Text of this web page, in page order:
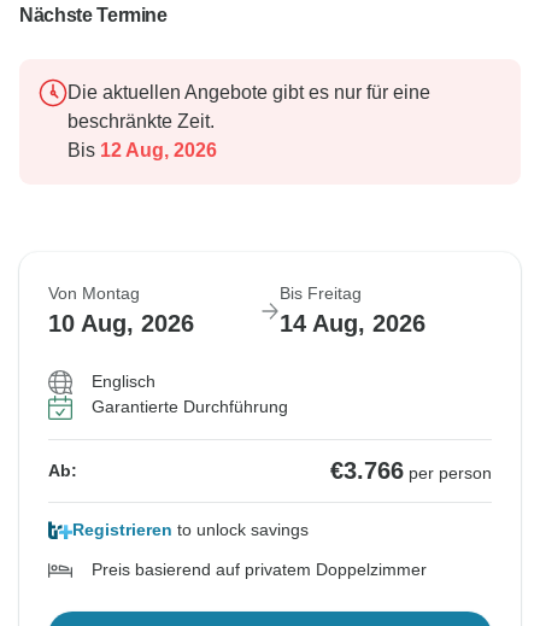
Nächste Termine
Die aktuellen Angebote gibt es nur für eine
beschränkte Zeit.
Bis 12 Aug, 2026
Von Montag
10 Aug, 2026
Bis Freitag
14 Aug, 2026
Englisch
Garantierte Durchführung
Ab: €3.766 per person
Registrieren to unlock savings
Preis basierend auf privatem Doppelzimmer